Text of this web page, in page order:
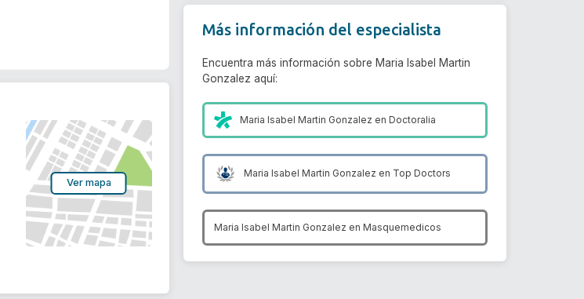
Ver mapa
Más información del especialista
Encuentra más información sobre Maria Isabel Martin
Gonzalez aquí:
Maria Isabel Martin Gonzalez enDoctoralia
Maria Isabel Martin Gonzalez en Top Doctors
Maria Isabel Martin Gonzalez en Masquemedicos